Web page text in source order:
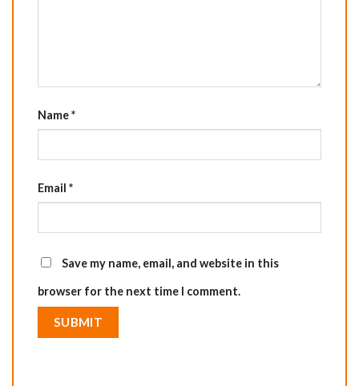
Name*
Email *
Save my name, email, and website in this
browser for the next time I comment.